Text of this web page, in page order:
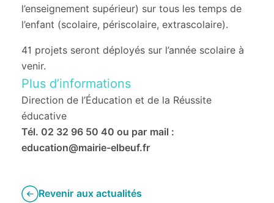
l’enseignement supérieur) sur tous les temps de
l’enfant (scolaire, périscolaire, extrascolaire).
41 projets seront déployés sur l’année scolaire à
venir.
Plus d’informations
Direction de l’Éducation et de la Réussite
éducative
Tél. 02 32 96 50 40 ou par mail :
education@mairie-elbeuf.fr
Revenir aux actualités